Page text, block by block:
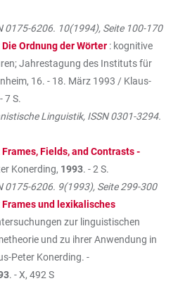
0175-6206. 10(1994), Seite 100-170
Die Ordnung der Wörter : kognitive
Jahrestagung des Instituts für
16. - 18. März 1993 / Klaus-
7 S.
Linguistik, ISSN 0301-3294.
Frames, Fields, and Contrasts -
Konerding, 1993. - 2 S.
0175-6206. 9(1993), Seite 299-300
Frames und lexikalisches
zur linguistischen
und zu ihrer Anwendung in
Peter Konerding. -
. - X, 492 S